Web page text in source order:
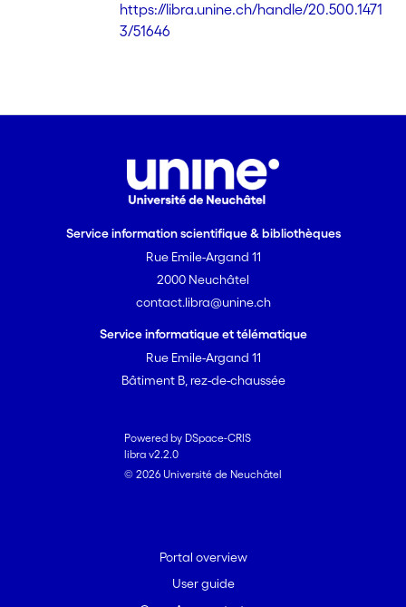
https://libra.unine.ch/handle/20.500.1471
3/51646
Service information scientifique & bibliothèques
Rue Emile-Argand 11
2000 Neuchâtel
contact.libra@unine.ch
Service informatique et télématique
Rue Emile-Argand 11
Bâtiment B, rez-de-chaussée
Powered by DSpace-CRIS
libra v2.2.0
© 2026 Université de Neuchâtel
Portal overview
User guide